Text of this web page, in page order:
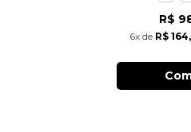
R$
6x de R$